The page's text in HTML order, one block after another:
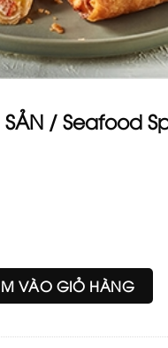
/ Seafood
Spring Rolls số lượng
VÀO GIỎ HÀNG